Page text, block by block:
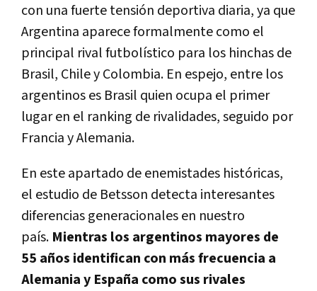
con una fuerte tensión deportiva diaria, ya que
Argentina aparece formalmente como el
principal rival futbolístico para los hinchas de
Brasil, Chile y Colombia. En espejo, entre los
argentinos es Brasil quien ocupa el primer
lugar en el ranking de rivalidades, seguido por
Francia y Alemania.
En este apartado de enemistades históricas,
el estudio de Betsson detecta interesantes
diferencias generacionales en nuestro
país. Mientras los argentinos mayores de
55 años identifican con más frecuencia a
Alemania y España como sus rivales